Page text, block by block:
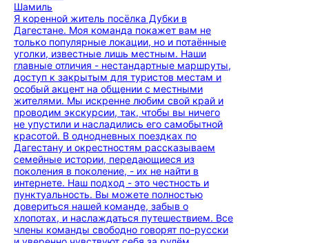
Шамиль
Я коренной житель посёлка Дубки в
Дагестане. Моя команда покажет вам не
только популярные локации, но и потаённые
уголки, известные лишь местным. Наши
главные отличия - нестандартные маршруты,
доступ к закрытым для туристов местам и
особый акцент на общении с местными
жителями. Мы искренне любим свой край и
проводим экскурсии, так, чтобы вы ничего
не упустили и насладились его самобытной
красотой. В однодневных поездках по
Дагестану и окрестностям рассказываем
семейные истории, передающиеся из
поколения в поколение, - их не найти в
интернете. Наш подход - это честность и
пунктуальность. Вы можете полностью
довериться нашей команде, забыв о
хлопотах, и наслаждаться путешествием. Все
члены команды свободно говорят по-русски